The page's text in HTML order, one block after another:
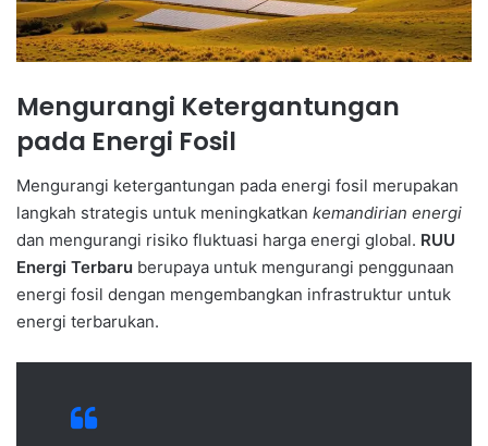
Mengurangi Ketergantungan
pada Energi Fosil
Mengurangi ketergantungan pada energi fosil merupakan
langkah strategis untuk meningkatkan kemandirian energi
dan mengurangi risiko fluktuasi harga energi global. RUU
Energi Terbaru berupaya untuk mengurangi penggunaan
energi fosil dengan mengembangkan infrastruktur untuk
energi terbarukan.